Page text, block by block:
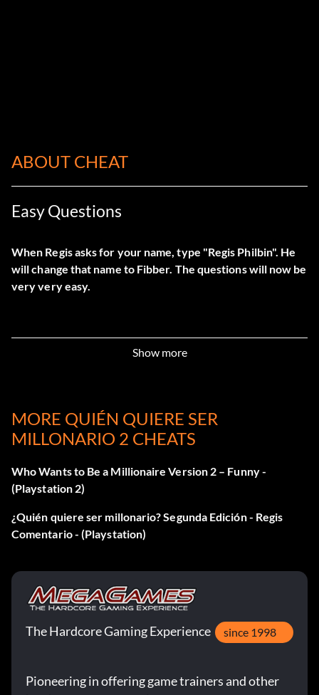
ABOUT CHEAT
Easy Questions
When Regis asks for your name, type "Regis Philbin". He
will change that name to Fibber. The questions will now be
very very easy.
Show more
MORE QUIÉN QUIERE SER
MILLONARIO 2 CHEATS
Who Wants to Be a Millionaire Version 2 – Funny -
(Playstation 2)
¿Quién quiere ser millonario? Segunda Edición - Regis
Comentario - (Playstation)
The Hardcore Gaming Experience since 1998
Pioneering in offering game trainers and other